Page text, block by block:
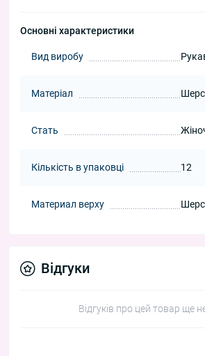
Основні характеристики
Вид виробу
Матеріал
Стать
Кількість в упаковці 12
Материал верху
Відгуки
Відгуків про цей товар ще